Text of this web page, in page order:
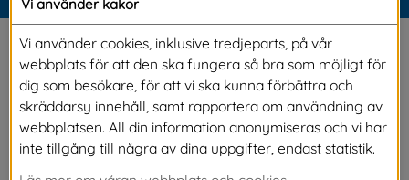
Meny
Överklaga ett beslut om
avgift
Om du inte är nöjd med vårt beslut om avgift
har du rätt att överklaga beslutet till
Vi använder kakor
Vi använder cookies, inklusive tredjeparts, på vår
webbplats för att den ska fungera så bra som möjligt för
dig som besökare, för att vi ska kunna förbättra och
skräddarsy innehåll, samt rapportera om användning av
webbplatsen. All din information anonymiseras och vi har
inte tillgång till några av dina uppgifter, endast statistik.